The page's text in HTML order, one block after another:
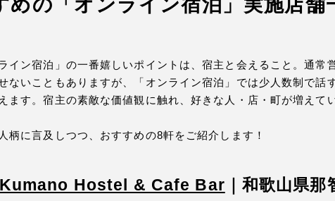
イン宿泊」の一番嬉しいポイントは、宿主と会えること。通常
ないこともありますが、「オンライン宿泊」では少人数制で話
ます。宿主の素敵な価値観に触れ、好きな人・店・町が増えて
柄に言及しつつ、おすすめの8軒をご紹介します！
Hostel & Cafe Bar 和歌山県那